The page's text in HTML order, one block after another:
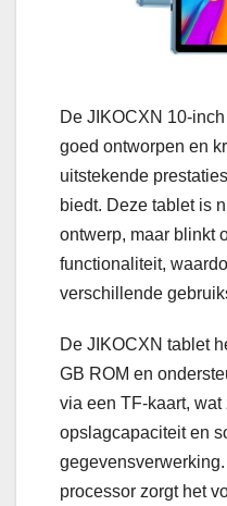
De JIKOCXN 10-
goed ontworpen en
uitstekende
biedt. Deze tablet is
ontwerp, maar blinkt
functionaliteit,
verschillende
De JIKOCXN tablet
GB ROM en
via een TF-kaart, wat
opslagcapaciteit en
processor zorgt het